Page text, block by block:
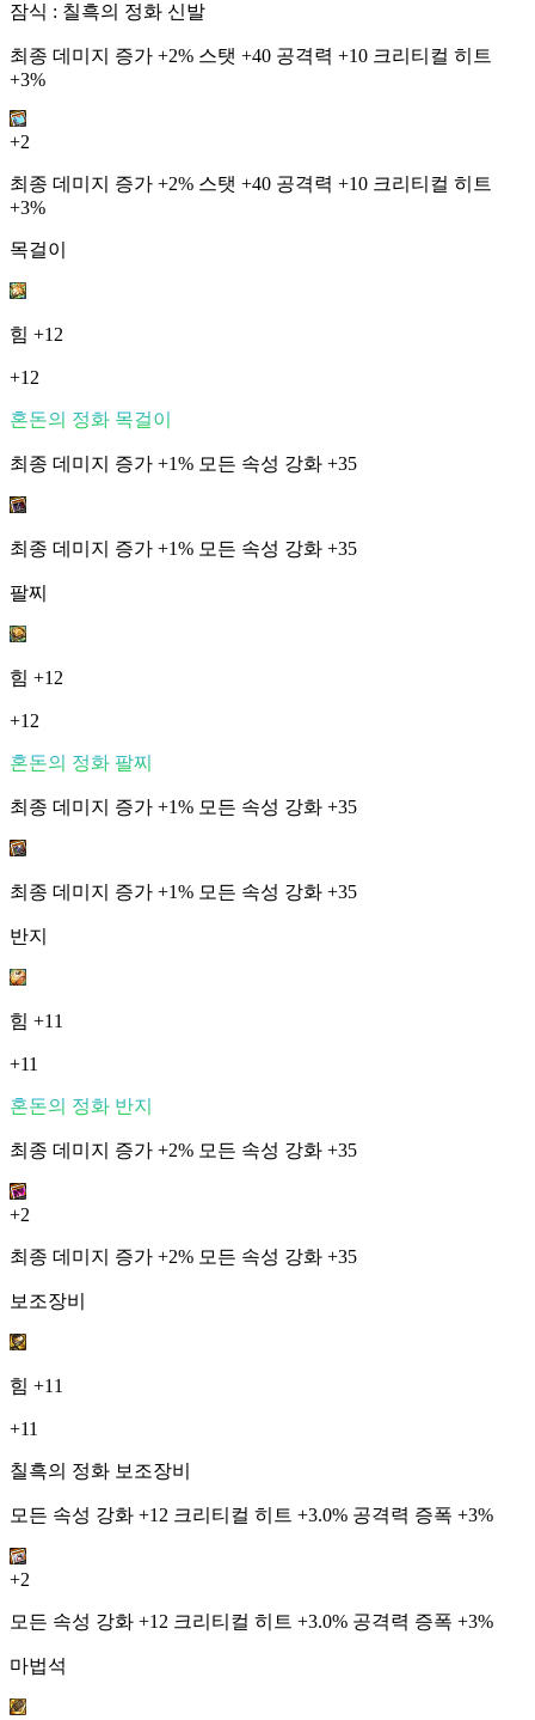
잠식 : 칠흑의 정화 신발
최종 데미지 증가 +2% 스탯 +40 공격력 +10 크리티컬 히트
+3%
+2
최종 데미지 증가 +2% 스탯 +40 공격력 +10 크리티컬 히트
+3%
목걸이
힘 +12
+12
혼돈의 정화 목걸이
최종 데미지 증가 +1% 모든 속성 강화 +35
최종 데미지 증가 +1% 모든 속성 강화 +35
팔찌
힘 +12
+12
혼돈의 정화 팔찌
최종 데미지 증가 +1% 모든 속성 강화 +35
최종 데미지 증가 +1% 모든 속성 강화 +35
반지
힘 +11
+11
혼돈의 정화 반지
최종 데미지 증가 +2% 모든 속성 강화 +35
+2
최종 데미지 증가 +2% 모든 속성 강화 +35
보조장비
힘 +11
+11
칠흑의 정화 보조장비
모든 속성 강화 +12 크리티컬 히트 +3.0% 공격력 증폭 +3%
+2
모든 속성 강화 +12 크리티컬 히트 +3.0% 공격력 증폭 +3%
마법석